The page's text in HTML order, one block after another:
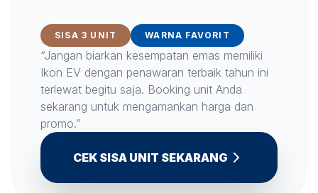
SISA 3 UNIT WARNA FAVORIT
“Jangan biarkan kesempatan emas memiliki
Ikon EV dengan penawaran terbaik tahun ini
terlewat begitu saja. Booking unit Anda
sekarang untuk mengamankan harga dan
promo.”
CEK SISA UNIT SEKARANG